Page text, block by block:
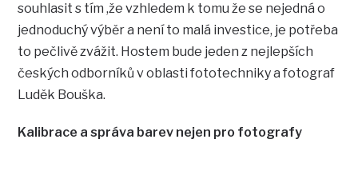
souhlasit s tím ,že vzhledem k tomu že se nejedná o
jednoduchý výběr a není to malá investice, je potřeba
to pečlivě zvážit. Hostem bude jeden z nejlepších
českých odborníků v oblasti fototechniky a fotograf
Luděk Bouška.
Kalibrace a správa barev nejen pro fotografy